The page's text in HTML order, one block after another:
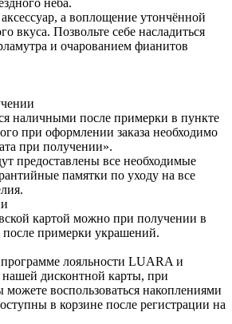
а воплощение утончённой
вкуса. Позвольте себе насладиться
и очарованием фианитов
наличными после примерки в пункте
при оформлении заказа необходимо
при получении».
предоставлены все необходимые
памятки по уходу на все
картой можно при получении в
примерки украшений.
лояльности LUARA и
нашей дисконтной карты, при
воспользоваться накоплениями
в корзине после регистрации на